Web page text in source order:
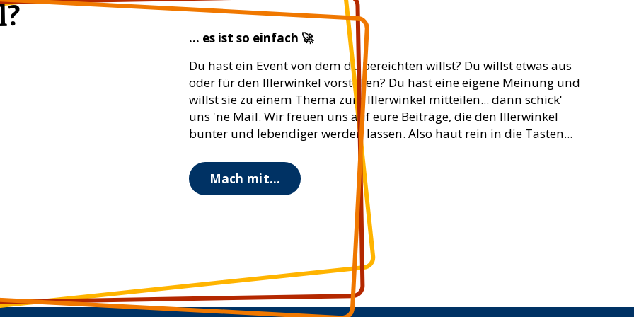
... es ist so einfach 🚀
Du hast ein Event von dem du bereichten willst? Du willst etwas aus
oder für den Illerwinkel vorstellen? Du hast eine eigene Meinung und
willst sie zu einem Thema zum Illerwinkel mitteilen... dann schick'
uns 'ne Mail. Wir freuen uns auf eure Beiträge, die den Illerwinkel
bunter und lebendiger werden lassen. Also haut rein in die Tasten...
Mach mit...